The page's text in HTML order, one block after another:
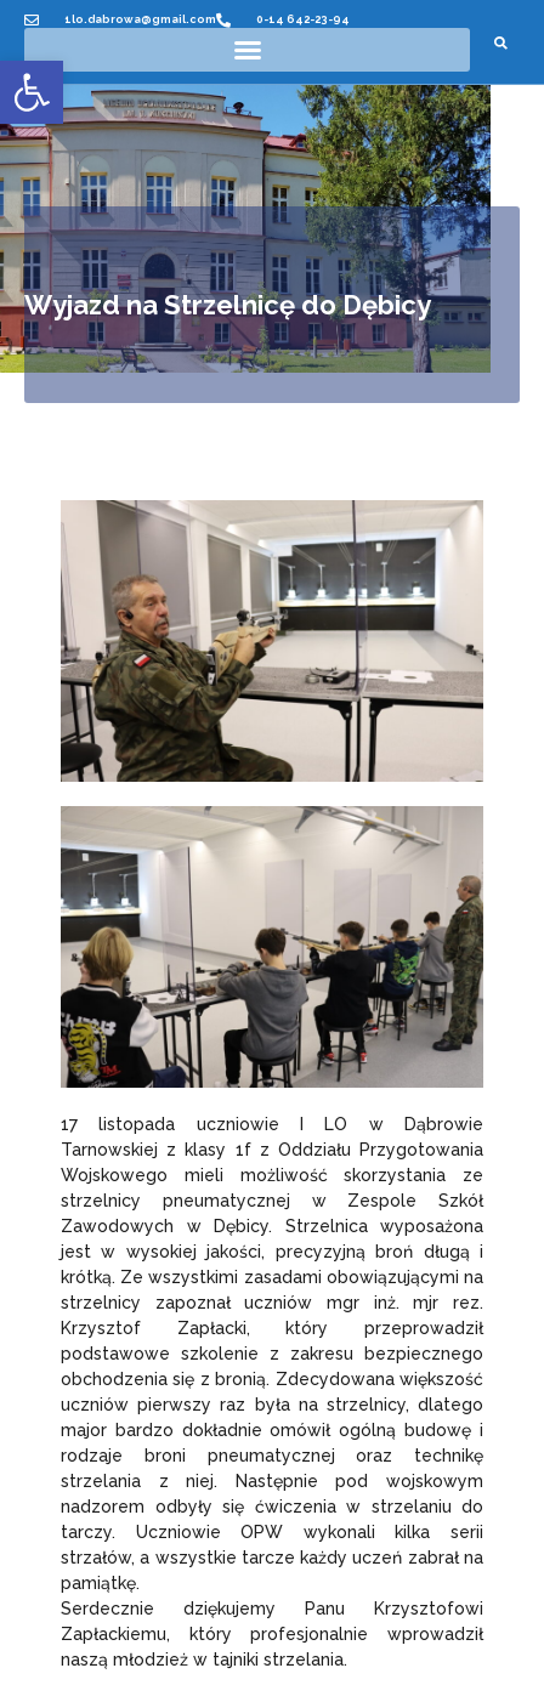
Otwórz pasek narzędzi
1lo.dabrowa@gmail.com 0-14 642-23-94
Wyjazd na Strzelnicę do Dębicy
17 listopada uczniowie I LO w Dąbrowie
Tarnowskiej z klasy 1f z Oddziału Przygotowania
Wojskowego mieli możliwość skorzystania ze
strzelnicy pneumatycznej w Zespole Szkół
Zawodowych w Dębicy. Strzelnica wyposażona
jest w wysokiej jakości, precyzyjną broń długą i
krótką. Ze wszystkimi zasadami obowiązującymi na
strzelnicy zapoznał uczniów mgr inż. mjr rez.
Krzysztof Zapłacki, który przeprowadził
podstawowe szkolenie z zakresu bezpiecznego
obchodzenia się z bronią. Zdecydowana większość
uczniów pierwszy raz była na strzelnicy, dlatego
major bardzo dokładnie omówił ogólną budowę i
rodzaje broni pneumatycznej oraz technikę
strzelania z niej. Następnie pod wojskowym
nadzorem odbyły się ćwiczenia w strzelaniu do
tarczy. Uczniowie OPW wykonali kilka serii
strzałów, a wszystkie tarcze każdy uczeń zabrał na
pamiątkę.
Serdecznie dziękujemy Panu Krzysztofowi
Zapłackiemu, który profesjonalnie wprowadził
naszą młodzież w tajniki strzelania.